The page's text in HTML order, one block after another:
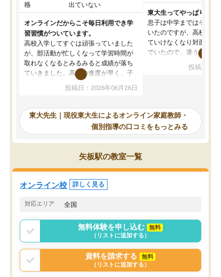
格
出ていない
オンラインだからこそ毎日利用でき学
習習慣がついています。
高校入学してすぐは頑張っていました
が、部活動が忙しくなって学習時間が
取れなくなるとみるみると成績が落ち
ていきました。高校の進度が早く、子
供も家に帰って勉強の話すると嫌な反
応を示します。東大先生にお願いして
れるので、親としても安心です。毎日
使える自習室とかもあり、わからない
ところがあれば先生が回答してくれる
のも重宝しています。
投稿日：2026年06月26日
東大生ってやっぱりすご
息子は中学まではそこそ
いたのですが、高校に入
ていけなくなり対面の塾
でいたので、違うアプロ
で、当初は模試でD判定
自習室が毎日使えていつ
るのが心強かったよう
謝です。
投稿日：
東大先生｜現役東大生によるオンライン家庭教師・
個別指導の口コミをもっとみる
矢板駅の教室一覧
オンライン校 詳しく見る
対応エリア 全国
無料体験を申し込む
無料
（リストに追加する）
資料を請求する
無料
（リストに追加する）